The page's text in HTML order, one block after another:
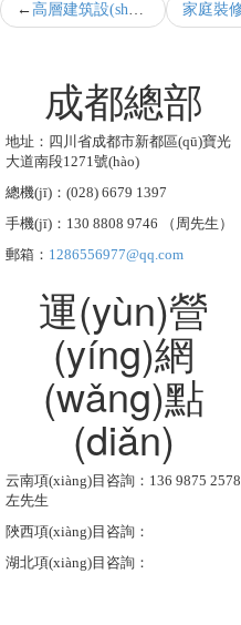
高層建筑設(shè)備層冷卻塔噪音處理方案有哪些
成都總部
地址：四川省成都市新都區(qū)寶光
大道南段1271號(hào)
總機(jī)：(028) 6679 1397
手機(jī)：130 8808 9746 （周先生）
郵箱： 1286556977@qq.com
運(yùn)營
(yíng)網
(wǎng)點
(diǎn)
云南項(xiàng)目咨詢：136 9875 2578
左先生
陜西項(xiàng)目咨詢：
湖北項(xiàng)目咨詢：